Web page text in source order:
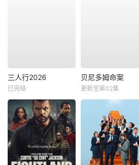
三人行2026
已完结
贝尼多姆命案
更新至第02集